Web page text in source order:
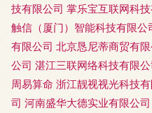
技有限公司 掌乐宝互联网科
触信（厦门）智能科技有限公
有限公司 北京恳尼蒂商贸有
公司 湛江三联网络科技有限公
周易算命 浙江靓视视光科技
司 河南盛华大德实业有限公司